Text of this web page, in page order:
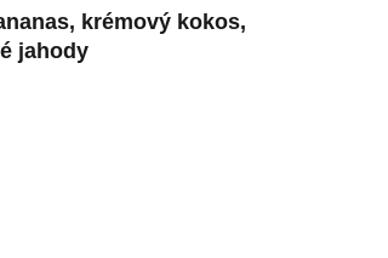
krémový kokos,
jahody